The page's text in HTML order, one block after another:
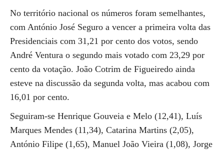
No território nacional os números foram semelhantes,
com António José Seguro a vencer a primeira volta das
Presidenciais com 31,21 por cento dos votos, sendo
André Ventura o segundo mais votado com 23,29 por
cento da votação. João Cotrim de Figueiredo ainda
esteve na discussão da segunda volta, mas acabou com
16,01 por cento.
Seguiram-se Henrique Gouveia e Melo (12,41), Luís
Marques Mendes (11,34), Catarina Martins (2,05),
António Filipe (1,65), Manuel João Vieira (1,08), Jorge